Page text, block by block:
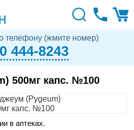
телефону (жмите номер)
444-8243
500мг капс. №100
в аптеках.